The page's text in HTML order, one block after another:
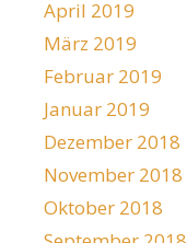
April 2019
März 2019
Februar 2019
Januar 2019
Dezember 2018
November 2018
Oktober 2018